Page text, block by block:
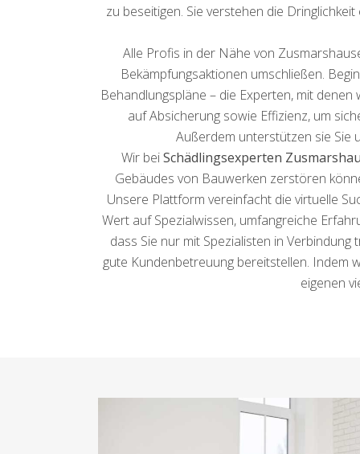
zu beseitigen. Sie verstehen die
Alle Profis in der Nähe von
Bekämpfungsaktionen umschließen.
Behandlungspläne – die Experten, mit
auf Absicherung sowie Effizienz, um
Außerdem unterstützen sie Sie
Wir beiSchädlingsexperten
Gebäudes von Bauwerken zerstören
Unsere Plattform vereinfacht die virtuelle
Wert auf Spezialwissen, umfangreiche
dass Sie nur mit Spezialisten in
gute Kundenbetreuung bereitstellen. Indem
eigenen